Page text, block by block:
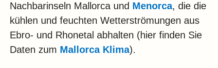
Nachbarinseln Mallorca und Menorca, die die
kühlen und feuchten Wetterströmungen aus
Ebro- und Rhonetal abhalten (hier finden Sie
Daten zum Mallorca Klima).